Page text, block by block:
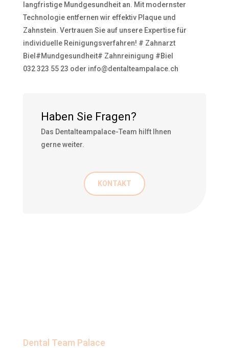
langfristige Mundgesundheit an. Mit modernster
Technologie entfernen wir effektiv Plaque und
Zahnstein. Vertrauen Sie auf unsere Expertise für
individuelle Reinigungsverfahren! # Zahnarzt
Biel#Mundgesundheit# Zahnreinigung #Biel
032 323 55 23 oder info@dentalteampalace.ch
Haben Sie Fragen?
Das Dentalteampalace-Team hilft Ihnen
gerne weiter.
KONTAKT
Dental Team Palace